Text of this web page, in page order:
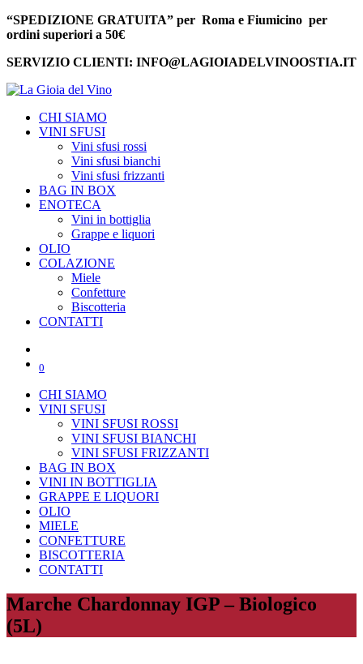
“SPEDIZIONE GRATUITA” per Roma e Fiumicino per
ordini superiori a 50€
SERVIZIO CLIENTI: INFO@LAGIOIADELVINOOSTIA.IT
CHI SIAMO
VINI SFUSI
Vini sfusi rossi
Vini sfusi bianchi
Vini sfusi frizzanti
BAG IN BOX
ENOTECA
Vini in bottiglia
Grappe e liquori
OLIO
COLAZIONE
Miele
Confetture
Biscotteria
CONTATTI
0
CHI SIAMO
VINI SFUSI
VINI SFUSI ROSSI
VINI SFUSI BIANCHI
VINI SFUSI FRIZZANTI
BAG IN BOX
VINI IN BOTTIGLIA
GRAPPE E LIQUORI
OLIO
MIELE
CONFETTURE
BISCOTTERIA
CONTATTI
Marche Chardonnay IGP – Biologico
(5L)